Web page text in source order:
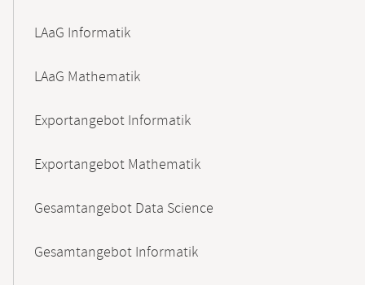
LAaG Informatik
LAaG Mathematik
Exportangebot Informatik
Exportangebot Mathematik
Gesamtangebot Data Science
Gesamtangebot Informatik